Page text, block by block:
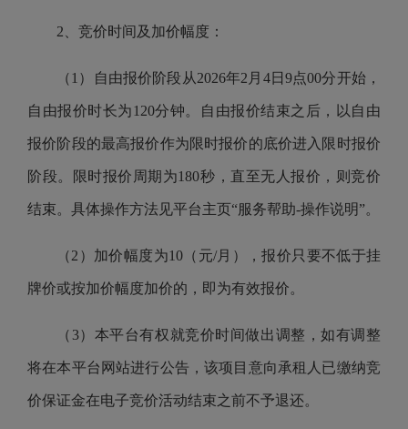
2、竞价时间及加价幅度：
（1）自由报价阶段从2026年2月4日9点00分开始，
自由报价时长为120分钟。自由报价结束之后，以自由
报价阶段的最高报价作为限时报价的底价进入限时报价
阶段。限时报价周期为180秒，直至无人报价，则竞价
结束。具体操作方法见平台主页“服务帮助-操作说明”。
（2）加价幅度为10（元/月），报价只要不低于挂
牌价或按加价幅度加价的，即为有效报价。
（3）本平台有权就竞价时间做出调整，如有调整
将在本平台网站进行公告，该项目意向承租人已缴纳竞
价保证金在电子竞价活动结束之前不予退还。